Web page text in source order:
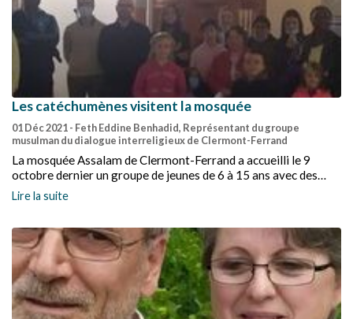
Les catéchumènes visitent la mosquée
01 Déc 2021- Feth Eddine Benhadid, Représentant du groupe
musulman du dialogue interreligieux de Clermont-Ferrand
La mosquée Assalam de Clermont-Ferrand a accueilli le 9
octobre dernier un groupe de jeunes de 6 à 15 ans avec des
accompagnateurs sous la bienveillance du Pasteur Sébastien
Gengembre.
Lire la suite